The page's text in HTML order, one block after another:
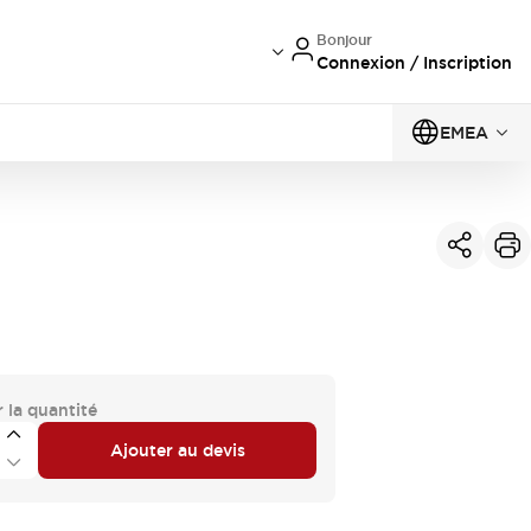
Bonjour
Connexion / Inscription
EMEA
la quantité
Ajouter au devis